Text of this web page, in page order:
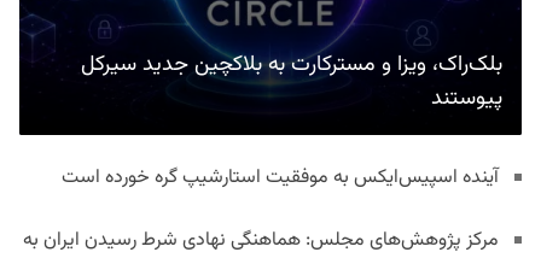
بلک‌راک، ویزا و مسترکارت به بلاکچین جدید سیرکل
پیوستند
آینده اسپیس‌ایکس به موفقیت استارشیپ گره خورده است
مرکز پژوهش‌های مجلس: هماهنگی نهادی شرط رسیدن ایران به